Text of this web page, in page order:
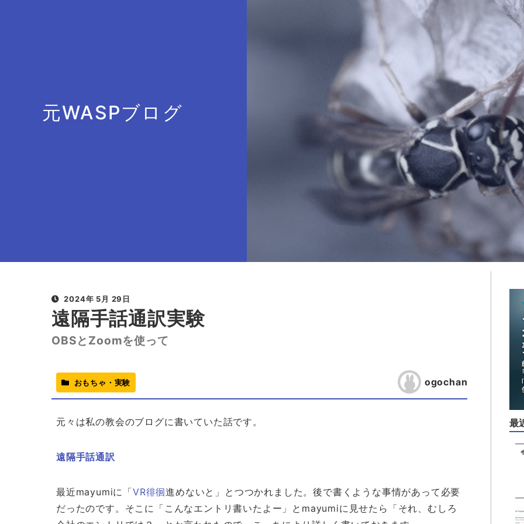
元WASPブログ
2024年 5月 29日
遠隔手話通訳実験
OBSとZoomを使って
おもちゃ・実験 ogochan
元々は私の教会のブログに書いていた話です。
遠隔手話通訳
最近mayumiに「VR徘徊進めないと」とつつかれました。後で書くような事情があって必要
だったのです。そこに「こんなエントリ書いたよー」とmayumiに見せたら「それ、むしろ
最